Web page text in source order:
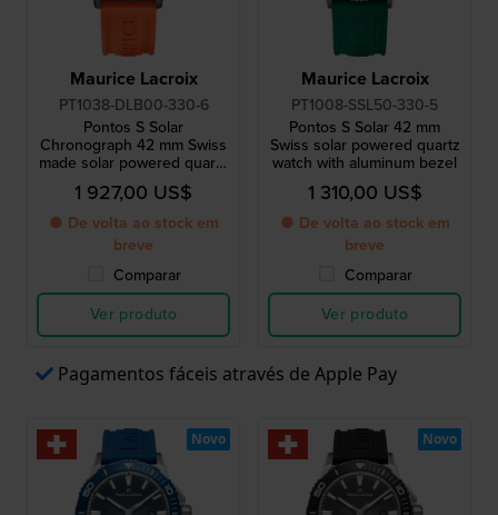
Maurice Lacroix
PT1038-DLB00-330-6
Pontos S Solar
Chronograph 42 mm Swiss
made solar powered quartz
chronograph
1 927,00 US$
● De volta ao stock em
breve
Comparar
Ver produto
Maurice Lacroix
PT1008-SSL50-330-5
Pontos S Solar 42 mm
Swiss solar powered quartz
watch with aluminum bezel
1 310,00 US$
● De volta ao stock em
breve
Comparar
Ver produto
Pagamentos fáceis através de Apple Pay
Novo Novo